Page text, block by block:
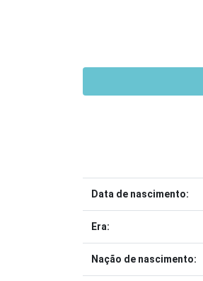
Data de nascimento:
Era:
Nação de nascimento: